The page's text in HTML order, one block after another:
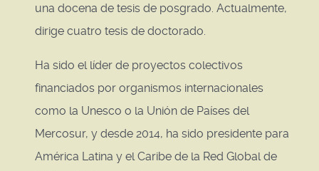
una docena de tesis de posgrado. Actualmente,
dirige cuatro tesis de doctorado.
Ha sido el líder de proyectos colectivos
financiados por organismos internacionales
como la Unesco o la Unión de Países del
Mercosur, y desde 2014, ha sido presidente para
América Latina y el Caribe de la Red Global de